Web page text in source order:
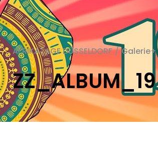
AFRIKATAGE DÜSSELDORF / Galerie+
ZZ_ALBUM_19